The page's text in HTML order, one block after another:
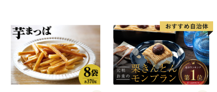
誕生日 カップ 詰め合わせ バ
ラエティ | バニラ チョコレー
ト ストロベリー ピスタチオ
バニラ＆クッキー ウベ 沖縄
紅イモ 塩ちんすこう 沖縄シ
ークヮーサー 沖縄黒糖 琉球
ロイヤルミルクティ 沖縄パ
イン
道産アイス 道産アイスクリ
ーム ギフト 詰合せ 詰め合わ
せ ふるさと納税 ）